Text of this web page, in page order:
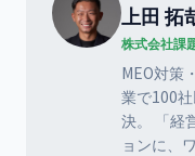
上田 拓
株式会社課
MEO対策
業で100
決。 「経
ョンに、